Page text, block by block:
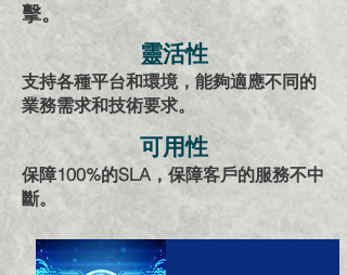
擊。
靈活性
支持各種平台和環境，能夠適應不同的
業務需求和技術要求。
可用性
保障100%的SLA，保障客戶的服務不中
斷。